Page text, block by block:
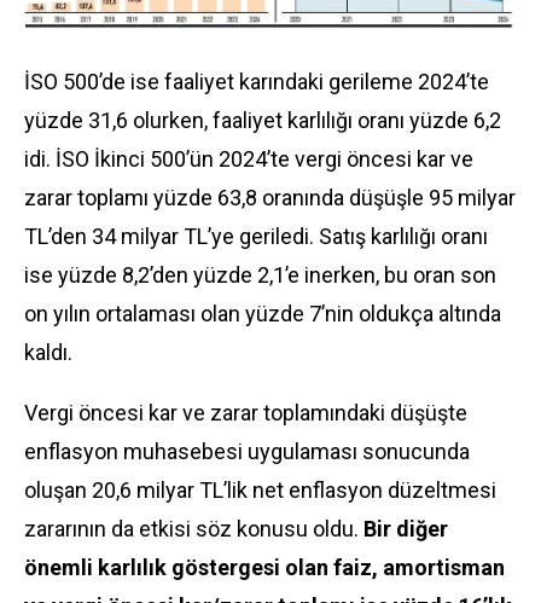
İSO 500’de ise faaliyet karındaki gerileme 2024’te
yüzde 31,6 olurken, faaliyet karlılığı oranı yüzde 6,2
idi. İSO İkinci 500’ün 2024’te vergi öncesi kar ve
zarar toplamı yüzde 63,8 oranında düşüşle 95 milyar
TL’den 34 milyar TL’ye geriledi. Satış karlılığı oranı
ise yüzde 8,2’den yüzde 2,1’e inerken, bu oran son
on yılın ortalaması olan yüzde 7’nin oldukça altında
kaldı.
Vergi öncesi kar ve zarar toplamındaki düşüşte
enflasyon muhasebesi uygulaması sonucunda
oluşan 20,6 milyar TL’lik net enflasyon düzeltmesi
zararının da etkisi söz konusu oldu. Bir diğer
önemli karlılık göstergesi olan faiz, amortisman